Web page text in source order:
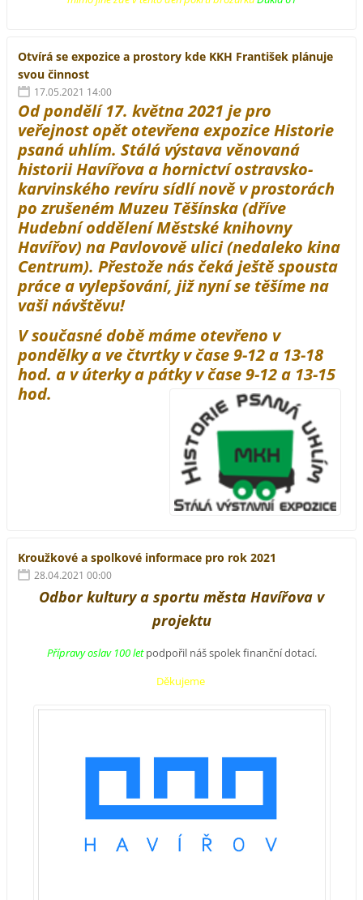
Otvírá se expozice a prostory kde KKH František plánuje
svou činnost
17.05.2021 14:00
Od pondělí 17. května 2021 je pro
veřejnost opět otevřena expozice Historie
psaná uhlím. Stálá výstava věnovaná
historii Havířova a hornictví ostravsko-
karvinského revíru sídlí nově v prostorách
po zrušeném Muzeu Těšínska (dříve
Hudební oddělení Městské knihovny
Havířov) na Pavlovově ulici (nedaleko kina
Centrum). Přestože nás čeká ještě spousta
práce a vylepšování, již nyní se těšíme na
vaši návštěvu!
V současné době máme otevřeno v
pondělky a ve čtvrtky v čase 9-12 a 13-18
hod. a v úterky a pátky v čase 9-12 a 13-15
hod.
Kroužkové a spolkové informace pro rok 2021
28.04.2021 00:00
Odbor kultury a sportu města Havířova v
projektu
Přípravy oslav 100 letpodpořil náš spolek finanční dotací.
Děkujeme